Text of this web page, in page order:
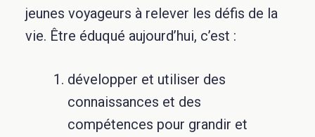
jeunes voyageurs à relever les défis de la
vie. Être éduqué aujourd’hui, c’est :
développer et utiliser des
connaissances et des
compétences pour grandir et